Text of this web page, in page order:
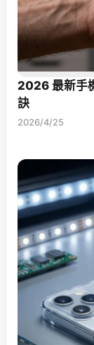
2026 最新手
訣
2026/4/25